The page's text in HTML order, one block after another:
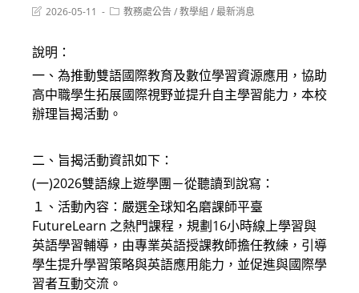
Post2026-05-11
Post教務處公告/教學組 /最新消息
說明：
一、為推動雙語國際教育及數位學習資源應用，協助
高中職學生拓展國際視野並提升自主學習能力，本校
辦理旨揭活動。
二、旨揭活動資訊如下：
(一)2026雙語線上遊學團－從聽讀到說寫：
１、活動內容：嚴選全球知名磨課師平臺
FutureLearn 之熱門課程，規劃16小時線上學習與
英語學習輔導，由專業英語授課教師擔任教練，引導
學生提升學習策略與英語應用能力，並促進與國際學
習者互動交流。